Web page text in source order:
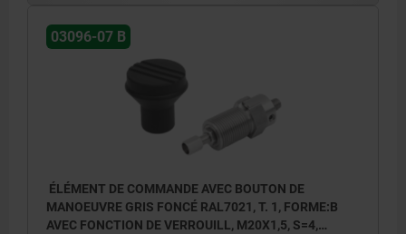
03096-07 B
ÉLÉMENT DE COMMANDE AVEC BOUTON DE
MANOEUVRE GRIS FONCÉ RAL7021, T. 1, FORME:B
AVEC FONCTION DE VERROUILL, M20X1,5, S=4,